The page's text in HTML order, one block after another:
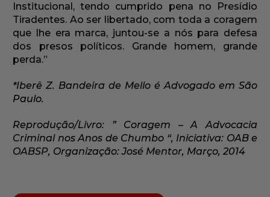
Institucional, tendo cumprido pena no Presídio
Tiradentes. Ao ser libertado, com toda a coragem
que lhe era marca, juntou-se a nós para defesa
dos presos políticos. Grande homem, grande
perda.”
*Iberê Z. Bandeira de Mello é Advogado em São
Paulo.
Reprodução/Livro: ” Coragem – A Advocacia
Criminal nos Anos de Chumbo “, Iniciativa: OAB e
OABSP, Organização: José Mentor, Março, 2014